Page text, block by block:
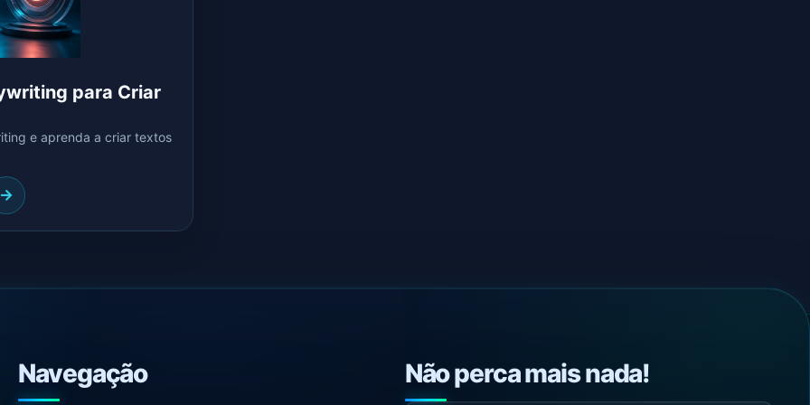
para Criar
e aprenda a criar textos
Navegação Não perca mais nada!